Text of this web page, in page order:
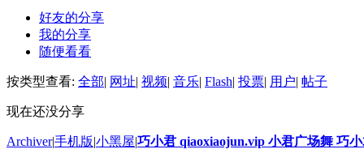
好友的分享
我的分享
随便看看
按类型查看: 全部| 网址| 视频| 音乐| Flash| 投票| 用户| 帖子
现在还没分享
Archiver|手机版|小黑屋|巧小君 qiaoxiaojun.vip 小君广场舞 巧